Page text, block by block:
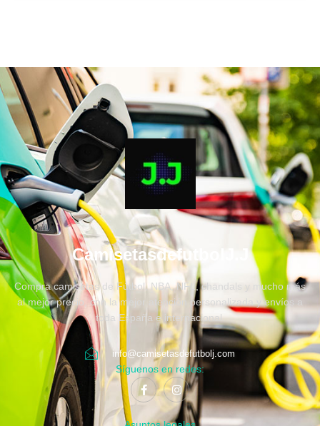
CamisetasdefutbolJ.J
Compra camisetas de Fútbol, NBA, NFL, chandals y mucho más
al mejor precio, con la mejor atención personalizada y envíos a
toda España e internacional.
info@camisetasdefutbolj.com
Síguenos en redes: